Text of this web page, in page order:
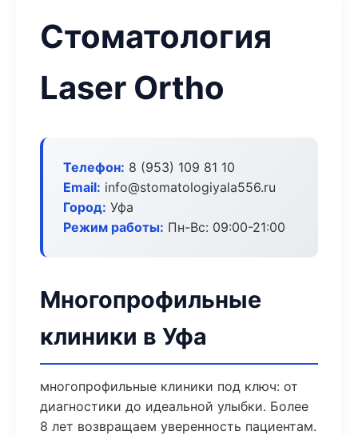
Стоматология
Laser Ortho
Телефон: 8 (953) 109 81 10
Email: info@stomatologiyala556.ru
Город: Уфа
Режим работы: Пн-Вс: 09:00-21:00
Многопрофильные
клиники в Уфа
многопрофильные клиники под ключ: от
диагностики до идеальной улыбки. Более
8 лет возвращаем уверенность пациентам.